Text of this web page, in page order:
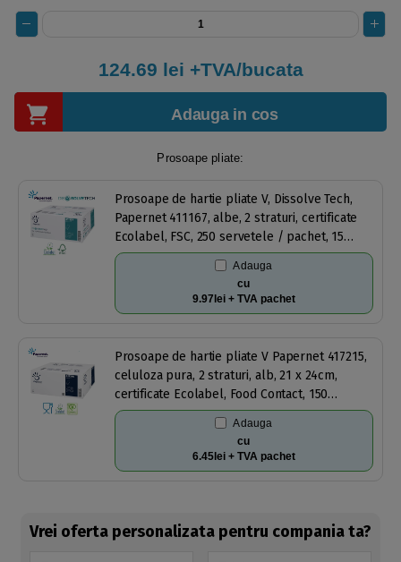
124.69 lei +TVA/bucata
Adauga in cos
Prosoape pliate:
Prosoape de hartie pliate V, Dissolve Tech,
Papernet 411167, albe, 2 straturi, certificate
Ecolabel, FSC, 250 servetele / pachet, 15
pachete / bax
Adauga
cu
9.97lei + TVA pachet
Prosoape de hartie pliate V Papernet 417215,
celuloza pura, 2 straturi, alb, 21 x 24cm,
certificate Ecolabel, Food Contact, 150
servetele/pachet, 20 pachete/bax
Adauga
cu
6.45lei + TVA pachet
Vrei oferta personalizata pentru compania ta?